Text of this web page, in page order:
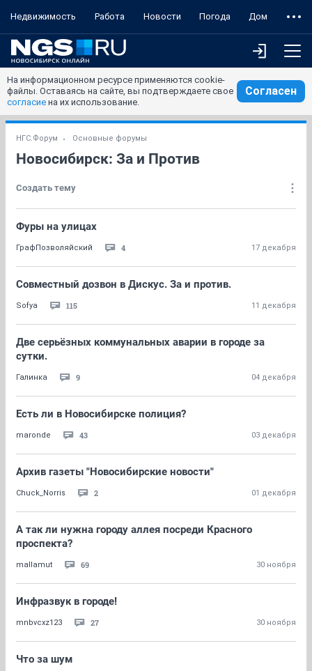
Недвижимость Работа Новости Погода Дом
На информационном ресурсе применяются cookie-
файлы. Оставаясь на сайте, вы подтверждаете свое
согласие на их использование.
Согласен
НГС.Форум Основные форумы
Новосибирск: За и Против
Создать тему
Фуры на улицах
ГрафПозволяйский 4 17 декабря
Совместный дозвон в Дискус. За и против.
Sofya 115 11 декабря
Две серьёзных коммунальных аварии в городе за
сутки.
Галинка 9 04 декабря
Есть ли в Новосибирске полиция?
maronde 43 03 декабря
Архив газеты "Новосибирские новости"
Chuck_Norris 2 01 декабря
А так ли нужна городу аллея посреди Красного
проспекта?
mallamut 69 30 ноября
Инфразвук в городе!
mnbvcxz123 27 30 ноября
Что за шум